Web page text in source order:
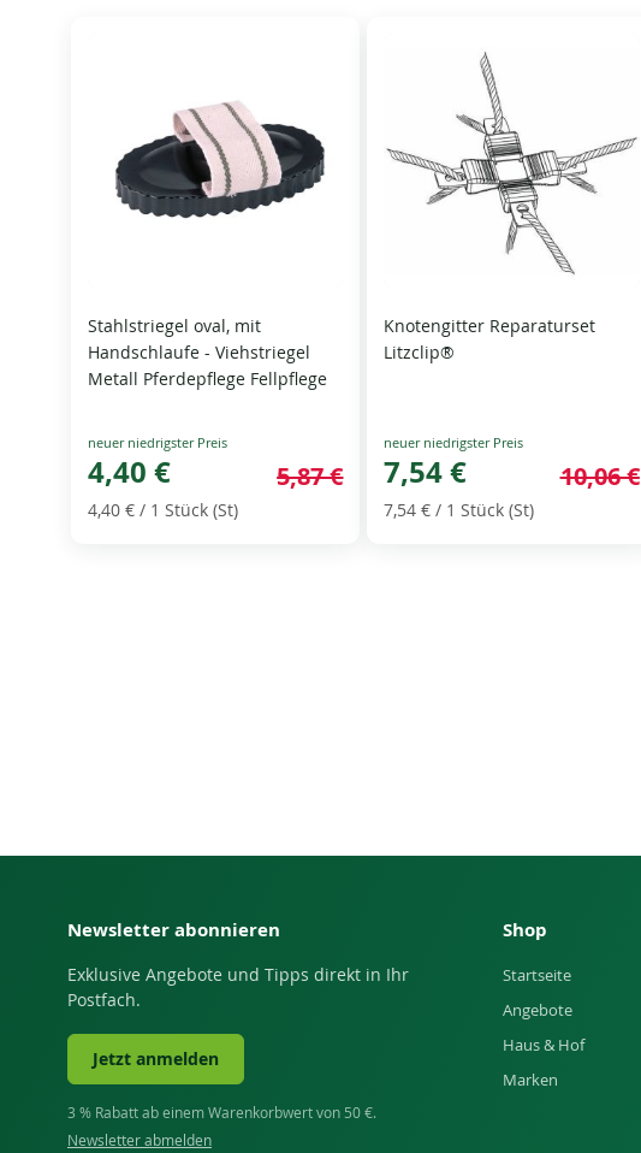
Stahlstriegel oval, mit
Handschlaufe - Viehstriegel
Metall Pferdepflege Fellpflege
Special
Price
4,40 € 5,87 €
4,40 € / 1 Stück (St)
Knotengitter Reparaturset
Litzclip®
Special
Price
7,54 € 10,06 €
7,54 € / 1 Stück (St)
Newsletter abonnieren
Exklusive Angebote und Tipps direkt in Ihr
Postfach.
Jetzt anmelden
3 % Rabatt ab einem Warenkorbwert von 50 €.
Newsletter abmelden
Shop
Startseite
Angebote
Haus & Hof
Marken